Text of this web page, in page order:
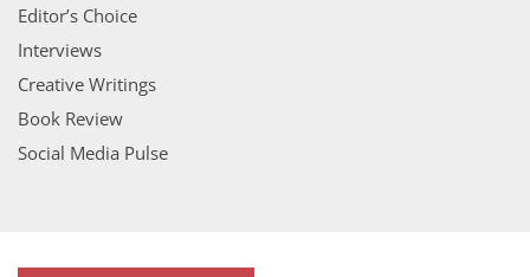
Editor’s Choice
Interviews
Creative Writings
Book Review
Social Media Pulse